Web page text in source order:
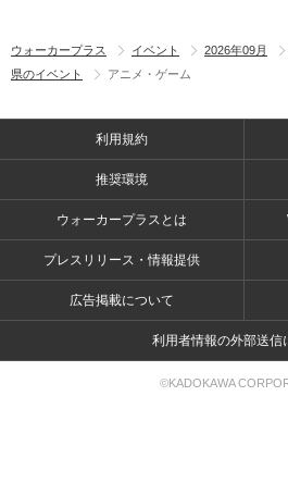
ウォーカープラス イベント 2026年09月
県のイベント
アニメ・ゲーム
利用規約
推奨環境
ウォーカープラスとは
プレスリリース・情報提供
広告掲載について
利用者情報の外部送信
©KADOKAWA